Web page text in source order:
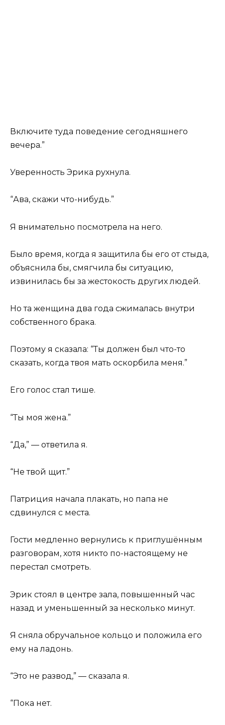
Включите туда поведение сегодняшнего
вечера.”
Уверенность Эрика рухнула.
“Ава, скажи что-нибудь.”
Я внимательно посмотрела на него.
Было время, когда я защитила бы его от стыда,
объяснила бы, смягчила бы ситуацию,
извинилась бы за жестокость других людей.
Но та женщина два года сжималась внутри
собственного брака.
Поэтому я сказала: “Ты должен был что-то
сказать, когда твоя мать оскорбила меня.”
Его голос стал тише.
“Ты моя жена.”
“Да,” — ответила я.
“Не твой щит.”
Патриция начала плакать, но папа не
сдвинулся с места.
Гости медленно вернулись к приглушённым
разговорам, хотя никто по-настоящему не
перестал смотреть.
Эрик стоял в центре зала, повышенный час
назад и уменьшенный за несколько минут.
Я сняла обручальное кольцо и положила его
ему на ладонь.
“Это не развод,” — сказала я.
“Пока нет.